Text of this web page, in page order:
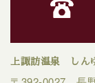
上諏訪温泉 しん